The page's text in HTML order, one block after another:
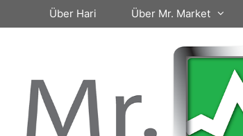
Über Hari Über Mr. Market